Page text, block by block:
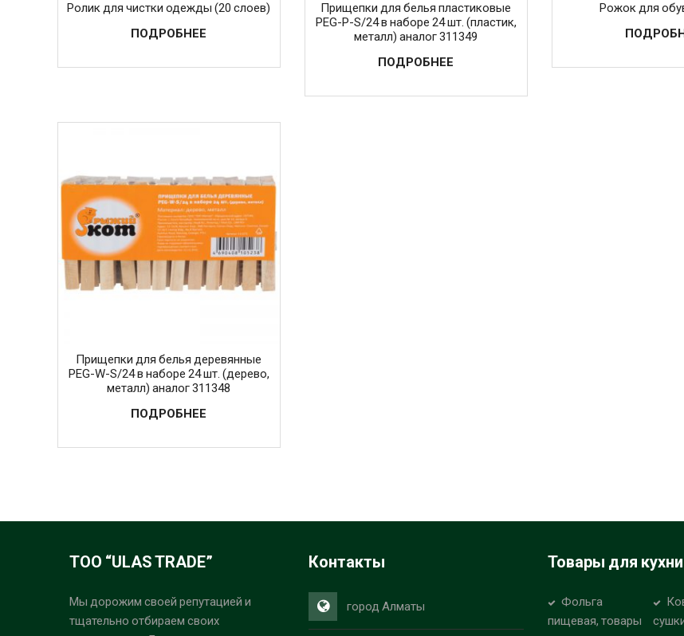
Ролик для чистки одежды (20 слоев)
ПОДРОБНЕЕ
Прищепки для белья пластиковые
PEG-P-S/24 в наборе 24 шт. (пластик,
металл) аналог 311349
ПОДРОБНЕЕ
Рожок для
Прищепки для белья деревянные
PEG-W-S/24 в наборе 24 шт. (дерево,
металл) аналог 311348
ПОДРОБНЕЕ
ТОО “ULAS TRADE”
Мы дорожим своей репутацией и
тщательно отбираем своих
Контакты
город Алматы
Товары для
Фольга
пищевая, товары